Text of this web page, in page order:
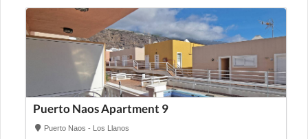
Puerto Naos Apartment 9
Puerto Naos - Los Llanos